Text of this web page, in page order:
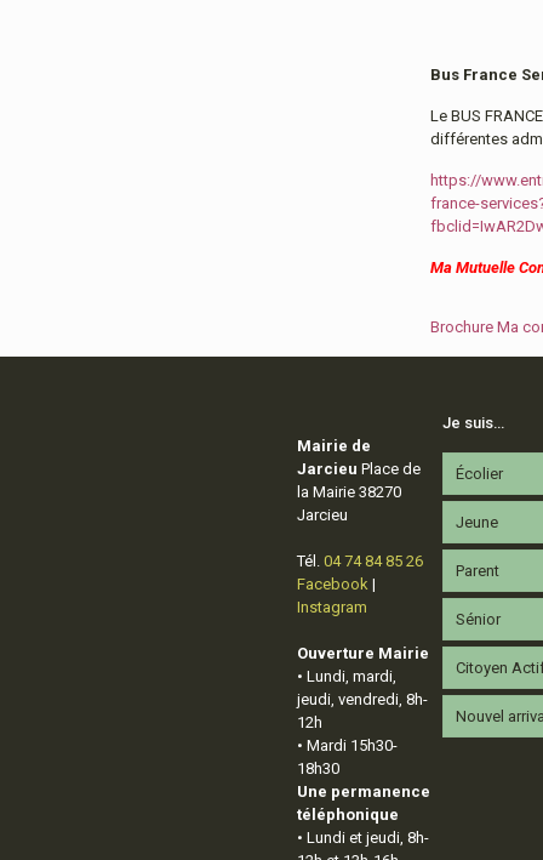
Bus France
Le BUS
différentes
https://
france-
Ma Mutuelle
Brochure Ma
Mairie de
Jarcieu Place de
la Mairie 38270
Jarcieu
Tél. 04 74 84 85 26
Facebook|
Instagram
Ouverture Mairie
• Lundi, mardi,
jeudi, vendredi, 8h-
12h
• Mardi 15h30-
18h30
Une permanence
téléphonique
• Lundi et jeudi, 8h-
Je suis…
Écolier
Jeune
Parent
Sénior
Citoyen
Nouvel